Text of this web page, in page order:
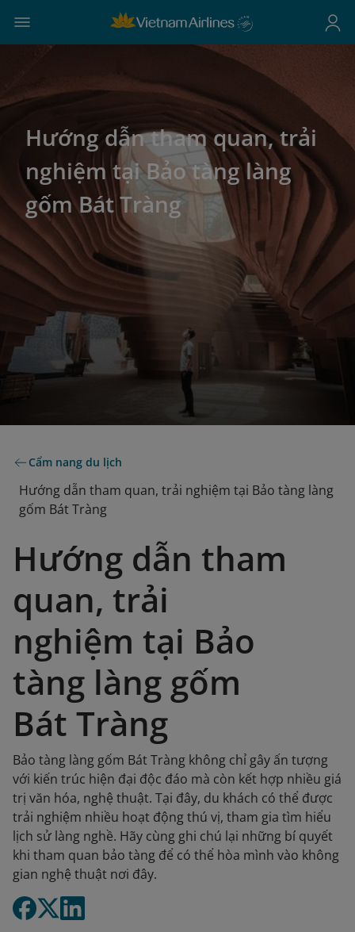
Hướng dẫn tham quan, trải
nghiệm tại Bảo tàng làng
gốm Bát Tràng
Cẩm nang du lịch
Hướng dẫn tham quan, trải nghiệm tại Bảo tàng làng
gốm Bát Tràng
Hướng dẫn tham
quan, trải
nghiệm tại Bảo
tàng làng gốm
Bát Tràng
Bảo tàng làng gốm Bát Tràng không chỉ gây ấn tượng
với kiến trúc hiện đại độc đáo mà còn kết hợp nhiều giá
trị văn hóa, nghệ thuật. Tại đây, du khách có thể được
trải nghiệm nhiều hoạt động thú vị, tham gia tìm hiểu
lịch sử làng nghề. Hãy cùng ghi chú lại những bí quyết
khi tham quan bảo tàng để có thể hòa mình vào không
gian nghệ thuật nơi đây.